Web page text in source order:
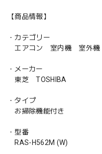
【商品情報】
・カテゴリー
エアコン 室内機 室外機
・メーカー
東芝 TOSHIBA
・タイプ
お掃除機能付き
・型番
RAS-H562M (W)